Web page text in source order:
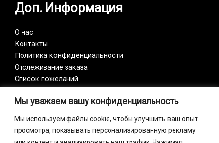
Мы уважаем вашу конфиденциальность
Мы используем файлы cookie, чтобы улучшить ваш опыт
просмотра, показывать персонализированную рекламу
Доп. Информация
О нас
Контакты
Политика конфиденциальности
Отслеживание заказа
Список пожеланий
Vision Zero
Наша компания является участником инициативы